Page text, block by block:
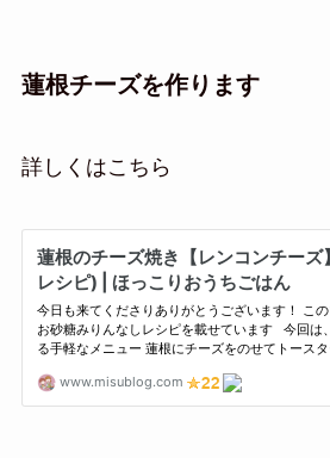
蓮根チーズを作ります
詳しくはこちら